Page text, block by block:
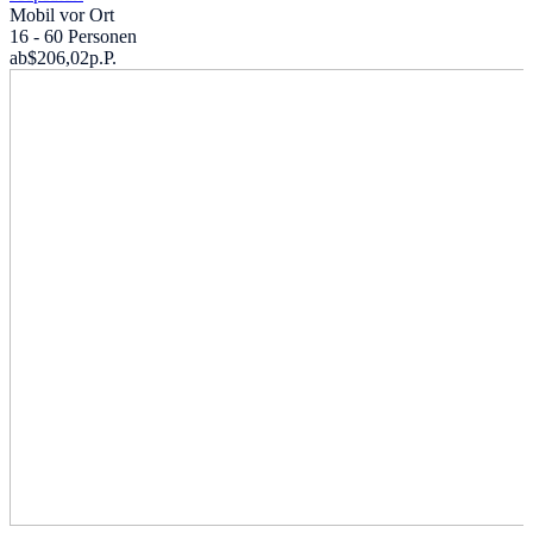
Mobil vor Ort
16 - 60 Personen
ab$206,02p.P.